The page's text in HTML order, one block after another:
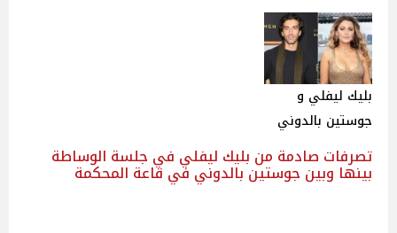
بليك ليفلي و
جوستين بالدوني
تصرفات صادمة من بليك ليفلي في جلسة الوساطة
بينها وبين جوستين بالدوني في قاعة المحكمة